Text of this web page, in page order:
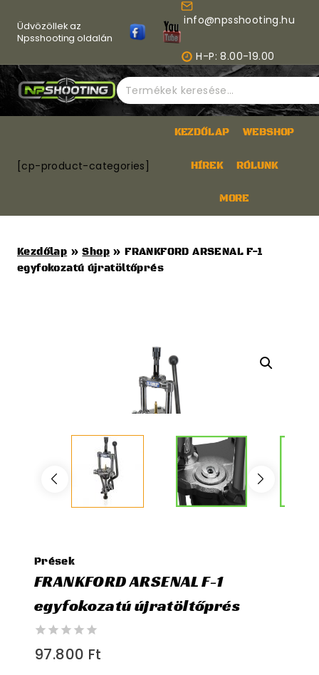
content
Üdvözöllek az
Npsshooting oldalán
info@npsshooting.hu
H-P: 8.00-19.00
Keresés
a
következőre:
[cp-product-categories]
KEZDŐLAP WEBSHOP
HÍREK RÓLUNK
MORE
Kezdőlap »Shop »FRANKFORD ARSENAL F-1
egyfokozatú újratöltőprés
Prések
FRANKFORD ARSENAL F-1
egyfokozatú újratöltőprés
0
out
97.800 Ft